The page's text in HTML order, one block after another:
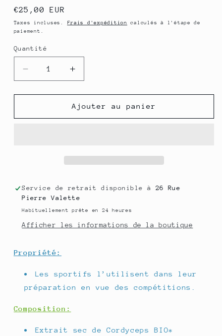
Prix
habituel
€25,00 EUR
Taxes incluses. Frais d'expédition
calculés à l'étape de
paiement.
Quantité
Quantité
Réduire
la
quantité
CORDYCEPS
BETA-
-
500
60
GELULES
Augmenter
la
quantité
de
CORDYCEPS
BETA-
-
500
GELULES
Ajouter au panier
Service de retrait disponible à 26 Rue
Pierre Valette
Habituellement prête en 24 heures
Afficher les informations de la boutique
Propriété:
Les sportifs l’utilisent dans leur
préparation en vue des compétitions.
Composition:
Extrait sec de Cordyceps BIO*